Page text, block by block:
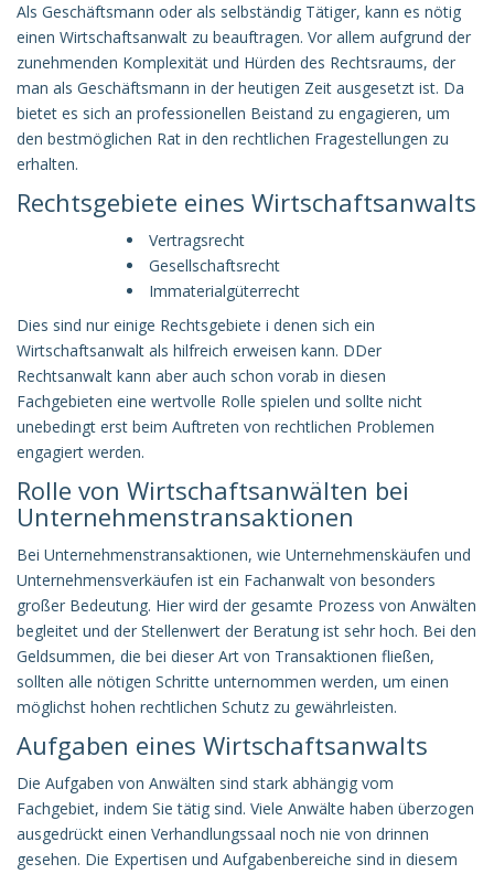
Als Geschäftsmann oder als selbständig Tätiger, kann es nötig
einen Wirtschaftsanwalt zu beauftragen. Vor allem aufgrund der
zunehmenden Komplexität und Hürden des Rechtsraums, der
man als Geschäftsmann in der heutigen Zeit ausgesetzt ist. Da
bietet es sich an professionellen Beistand zu engagieren, um
den bestmöglichen Rat in den rechtlichen Fragestellungen zu
erhalten.
Rechtsgebiete eines Wirtschaftsanwalts
Vertragsrecht
Gesellschaftsrecht
Immaterialgüterrecht
Dies sind nur einige Rechtsgebiete i denen sich ein
Wirtschaftsanwalt als hilfreich erweisen kann. DDer
Rechtsanwalt kann aber auch schon vorab in diesen
Fachgebieten eine wertvolle Rolle spielen und sollte nicht
unebedingt erst beim Auftreten von rechtlichen Problemen
engagiert werden.
Rolle von Wirtschaftsanwälten bei
Unternehmenstransaktionen
Bei Unternehmenstransaktionen, wie Unternehmenskäufen und
Unternehmensverkäufen ist ein Fachanwalt von besonders
großer Bedeutung. Hier wird der gesamte Prozess von Anwälten
begleitet und der Stellenwert der Beratung ist sehr hoch. Bei den
Geldsummen, die bei dieser Art von Transaktionen fließen,
sollten alle nötigen Schritte unternommen werden, um einen
möglichst hohen rechtlichen Schutz zu gewährleisten.
Aufgaben eines Wirtschaftsanwalts
Die Aufgaben von Anwälten sind stark abhängig vom
Fachgebiet, indem Sie tätig sind. Viele Anwälte haben überzogen
ausgedrückt einen Verhandlungssaal noch nie von drinnen
gesehen. Die Expertisen und Aufgabenbereiche sind in diesem